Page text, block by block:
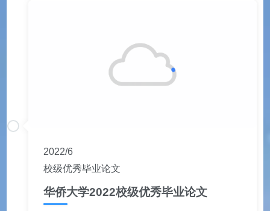
2022/6
校级优秀毕业论文
华侨大学2022校级优秀毕业论文